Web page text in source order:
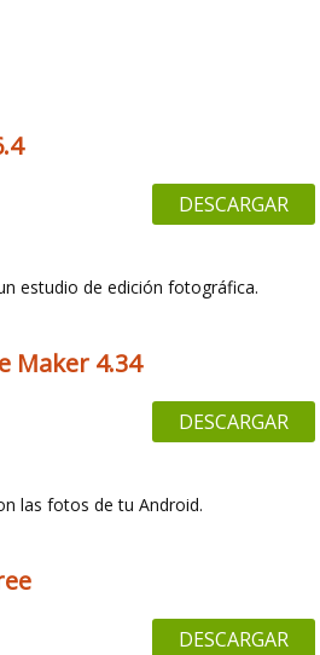
DESCARGAR
estudio de edición fotográfica.
Maker 4.34
DESCARGAR
las fotos de tu Android.
DESCARGAR